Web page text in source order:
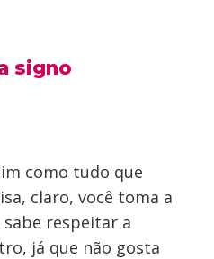
signo
como tudo que
claro, você toma a
respeitar a
já que não gosta